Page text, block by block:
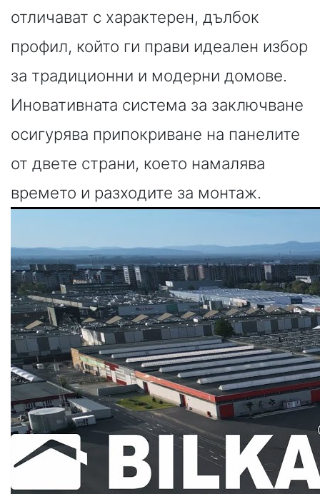
отличават с характерен, дълбок
профил, който ги прави идеален избор
за традиционни и модерни домове.
Иновативната система за заключване
осигурява припокриване на панелите
от двете страни, което намалява
времето и разходите за монтаж.